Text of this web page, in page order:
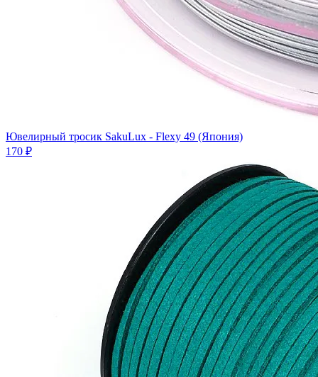
Ювелирный тросик SakuLux - Flexy 49 (Япония)
170 ₽